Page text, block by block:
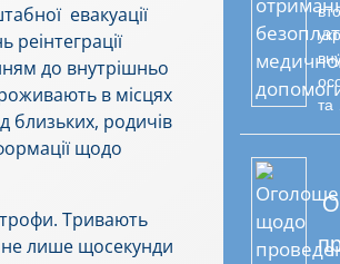
евакуації
реінтеграції
до внутрішньо
в місцях
родичів
щодо
Тривають
не лише щосекунди
та